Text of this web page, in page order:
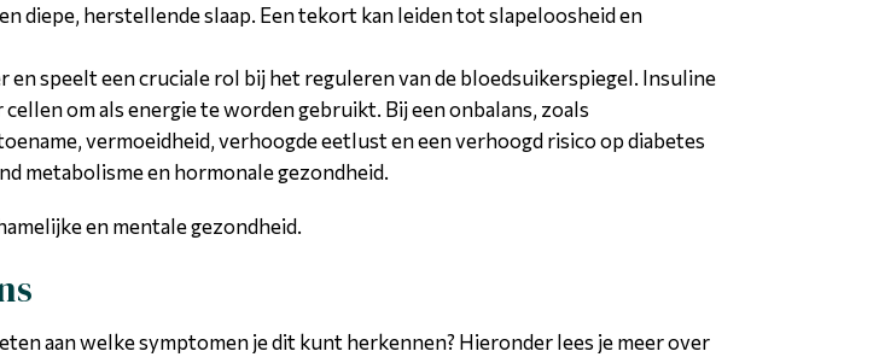
diepe, herstellende slaap. Een tekort kan leiden tot slapeloosheid en
speelt een cruciale rol bij het reguleren van de bloedsuikerspiegel. Insuline
om als energie te worden gebruikt. Bij een onbalans, zoals
vermoeidheid, verhoogde eetlust en een verhoogd risico op diabetes
metabolisme en hormonale gezondheid.
en mentale gezondheid.
aan welke symptomen je dit kunt herkennen? Hieronder lees je meer over